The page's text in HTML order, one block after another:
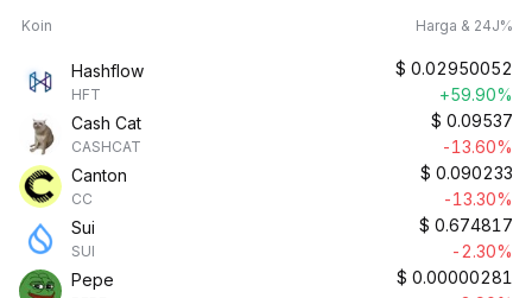
Koin Harga & 24J%
Hashflow
HFT
$ 0.02950052
+59.90%
Cash Cat
CASHCAT
$ 0.09537
-13.60%
Canton
CC
$ 0.090233
-13.30%
Sui
SUI
$ 0.674817
-2.30%
Pepe
$ 0.00000281